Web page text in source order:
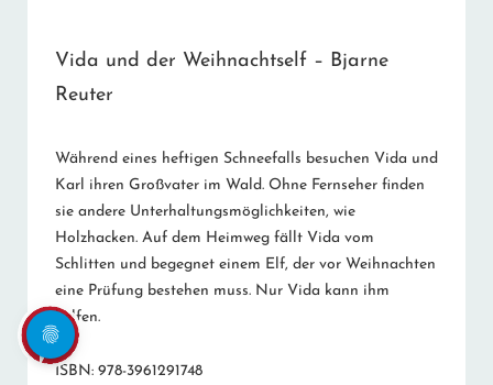
Vida und der Weihnachtself – Bjarne
Reuter
Während eines heftigen Schneefalls besuchen Vida und
Karl ihren Großvater im Wald. Ohne Fernseher finden
sie andere Unterhaltungsmöglichkeiten, wie
Holzhacken. Auf dem Heimweg fällt Vida vom
Schlitten und begegnet einem Elf, der vor Weihnachten
eine Prüfung bestehen muss. Nur Vida kann ihm
helfen.
ISBN: 978-3961291748